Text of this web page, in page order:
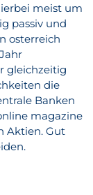
meist um
passiv und
osterreich
gleichzeitig
die
Banken
magazine
Aktien. Gut